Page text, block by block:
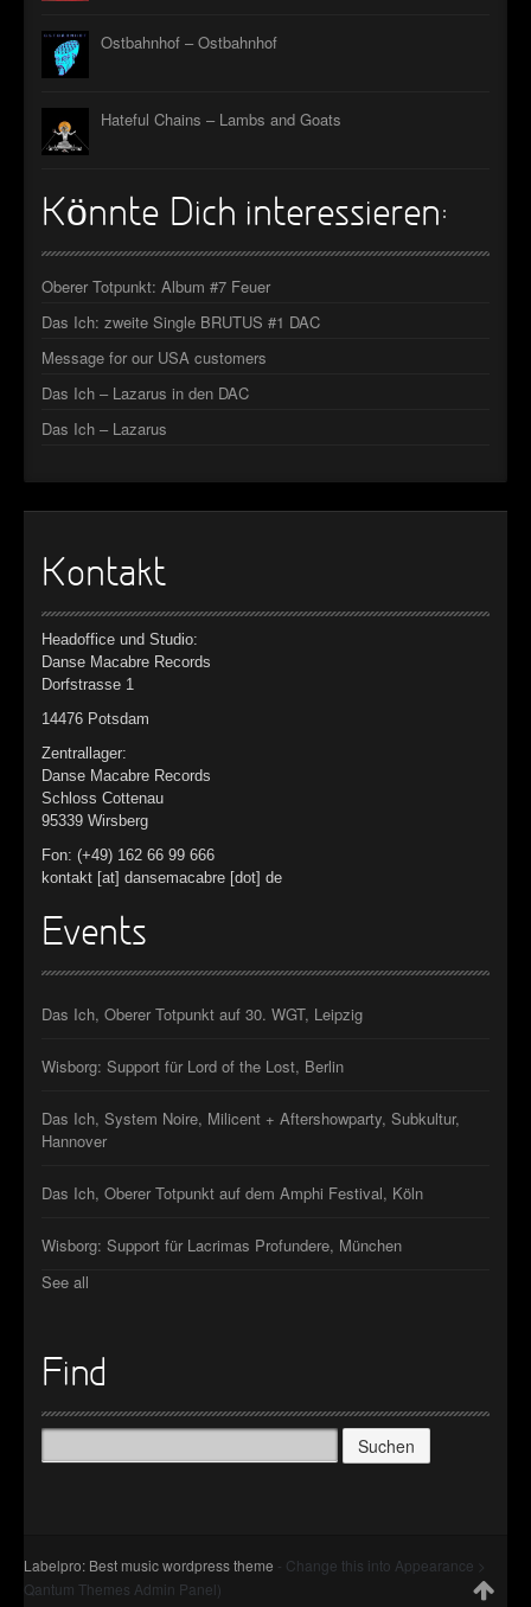
Ostbahnhof – Ostbahnhof
Hateful Chains – Lambs and Goats
Könnte Dich interessieren:
Oberer Totpunkt: Album #7 Feuer
Das Ich: zweite Single BRUTUS #1 DAC
Message for our USA customers
Das Ich – Lazarus in den DAC
Das Ich – Lazarus
Kontakt
Headoffice und Studio:
Danse Macabre Records
Dorfstrasse 1
14476 Potsdam
Zentrallager:
Danse Macabre Records
Schloss Cottenau
95339 Wirsberg
Fon: (+49) 162 66 99 666
kontakt [at] dansemacabre [dot] de
Events
Das Ich, Oberer Totpunkt auf 30. WGT, Leipzig
Wisborg: Support für Lord of the Lost, Berlin
Das Ich, System Noire, Milicent + Aftershowparty, Subkultur,
Hannover
Das Ich, Oberer Totpunkt auf dem Amphi Festival, Köln
Wisborg: Support für Lacrimas Profundere, München
See all
Find
Suchen
nach:
Labelpro: Best music wordpress theme - Change this into Appearance >
Qantum Themes Admin Panel)